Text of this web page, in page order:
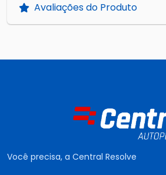
Avaliações do Produto
Você precisa, a Central Resolve